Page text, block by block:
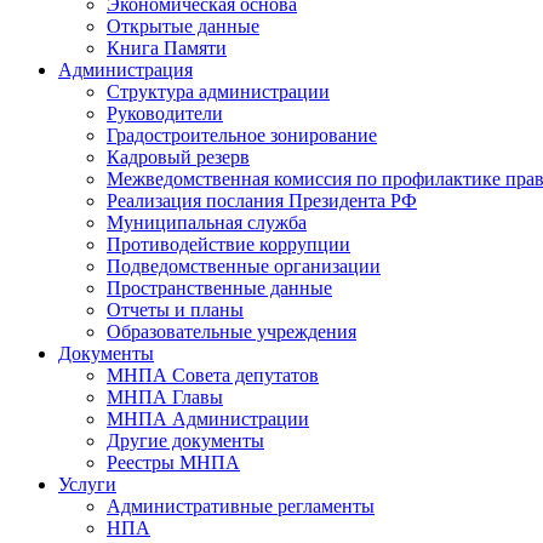
Экономическая основа
Открытые данные
Книга Памяти
Администрация
Структура администрации
Руководители
Градостроительное зонирование
Кадровый резерв
Межведомственная комиссия по профилактике
Реализация послания Президента РФ
Муниципальная служба
Противодействие коррупции
Подведомственные организации
Пространственные данные
Отчеты и планы
Образовательные учреждения
Документы
МНПА Совета депутатов
МНПА Главы
МНПА Администрации
Другие документы
Реестры МНПА
Услуги
Административные регламенты
НПА